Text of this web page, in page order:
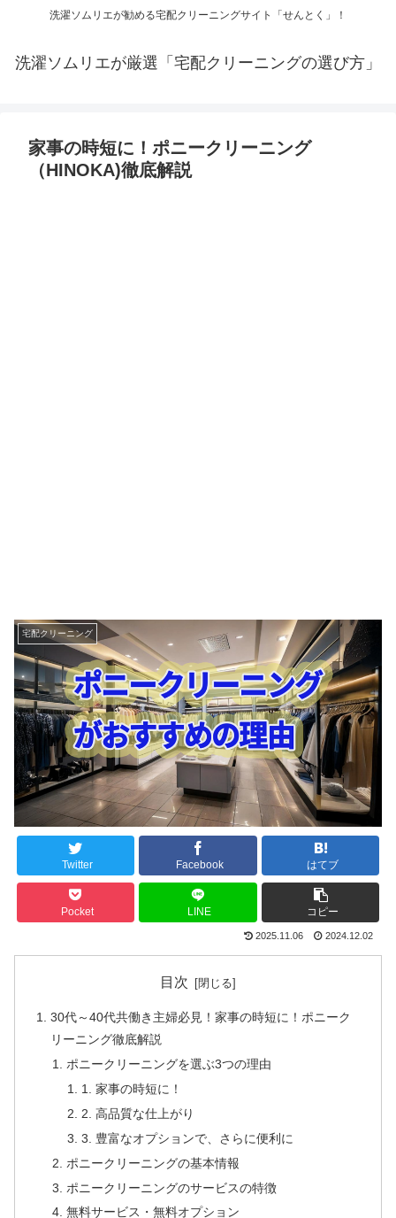
洗濯ソムリエが勧める宅配クリーニングサイト「せんとく」！
洗濯ソムリエが厳選「宅配クリーニングの選び方」
家事の時短に！ポニークリーニング
（HINOKA)徹底解説
宅配クリーニング
Twitter Facebook はてブ
Pocket LINE コピー
2025.11.06 2024.12.02
目次
30代～40代共働き主婦必見！家事の時短に！ポニーク
リーニング徹底解説
ポニークリーニングを選ぶ3つの理由
1. 家事の時短に！
2. 高品質な仕上がり
3. 豊富なオプションで、さらに便利に
ポニークリーニングの基本情報
ポニークリーニングのサービスの特徴
無料サービス・無料オプション